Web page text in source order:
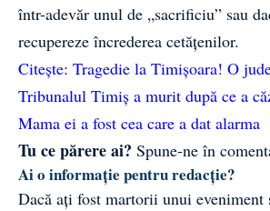
într-adevăr unul de „sacrificiu” sau
recupereze încrederea cetățenilor.
Citește: Tragedie la Timișoara! O
Tribunalul Timiș a murit după ce a
Mama ei a fost cea care a dat alarma
Tu ce părere ai? Spune-ne în
Ai o informație pentru redacție?
Dacă ați fost martorii unui eveniment